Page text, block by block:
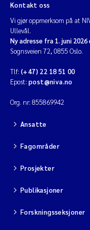
Kontakt oss
Vi gjør oppmerksom på at
Ullevål.
Ny adresse fra 1. juni 2026
Sognsveien 72, 0855 Oslo.
Tlf: (+47) 22 18 51 00
Epost: post@niva.no
Org. nr: 855869942
Ansatte
Fagområder
Prosjekter
Publikasjoner
Forskningsseksjoner